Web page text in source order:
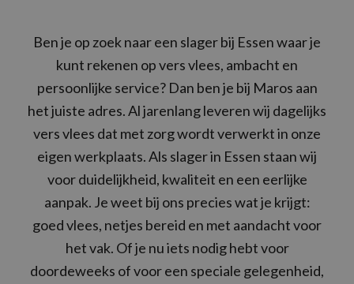
Ben je op zoek naar een slager bij Essen waar je
kunt rekenen op vers vlees, ambacht en
persoonlijke service? Dan ben je bij Maros aan
het juiste adres. Al jarenlang leveren wij dagelijks
vers vlees dat met zorg wordt verwerkt in onze
eigen werkplaats. Als slager in Essen staan wij
voor duidelijkheid, kwaliteit en een eerlijke
aanpak. Je weet bij ons precies wat je krijgt:
goed vlees, netjes bereid en met aandacht voor
het vak. Of je nu iets nodig hebt voor
doordeweeks of voor een speciale gelegenheid,